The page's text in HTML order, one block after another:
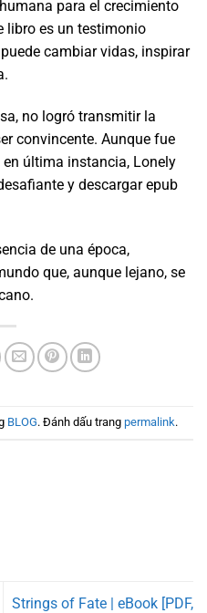
para el crecimiento
libro es un testimonio
cambiar vidas, inspirar
no logró transmitir la
convincente. Aunque fue
última instancia, Lonely
y descargar epub
de una época,
que, aunque lejano, se
BLOG. Đánh dấu trang permalink.
Strings of Fate | eBook [PDF,